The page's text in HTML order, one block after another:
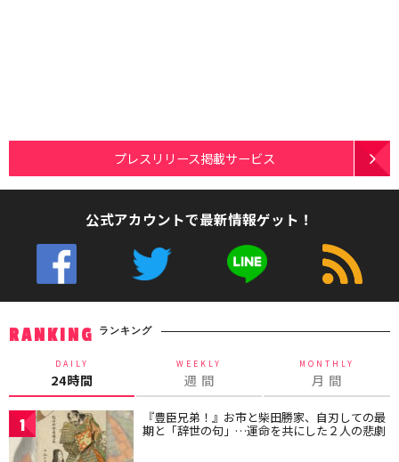
プレスリリース掲載サービス
公式アカウントで最新情報ゲット！
RANKING ランキング
DAILY
24時間
WEEKLY
週 間
MONTHLY
月 間
1 『豊臣兄弟！』お市と柴田勝家、自刃しての最
期と「辞世の句」…運命を共にした２人の悲劇